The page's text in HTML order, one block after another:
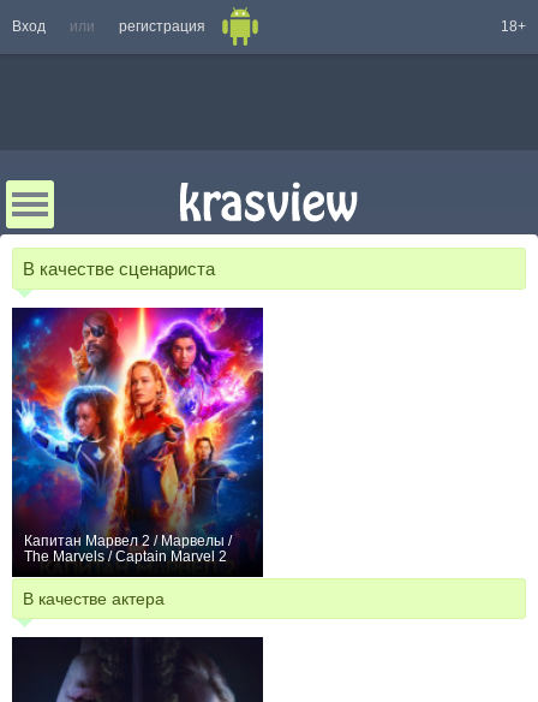
Вход или регистрация 18+
В качестве сценариста
Капитан Марвел 2 / Марвелы /
The Marvels / Captain Marvel 2
В качестве актера